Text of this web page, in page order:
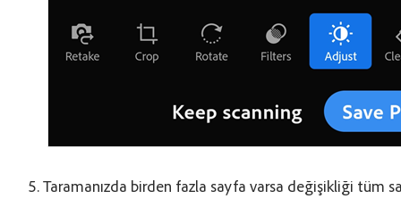
Taramanızda birden fazla sayfa varsa değişikliği tüm